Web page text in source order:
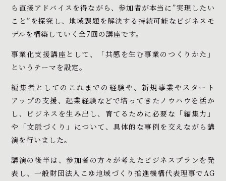
ら直接アドバイスを得ながら、参加者が本当に”実現したい
こと”を探究し、地域課題を解決する持続可能なビジネスモ
デルを構築していく全7回の講座です。
事業化支援講座として、
「共感を生む事業のつくりかた」
というテーマを設定。
編集者としてのこれまでの経験や、新規事業やスタート
アップの支援、起業経験などで培ってきたノウハウを活か
し、ビジネスを生み出し、育てるために必要な「編集力」
や「文脈づくり」について、具体的な事例を交えながら講
演を行いました。
講演の後半は、参加者の方々が考えたビジネスプランを発
表し、一般財団法人こゆ地域づくり推進機構代表理事でAG